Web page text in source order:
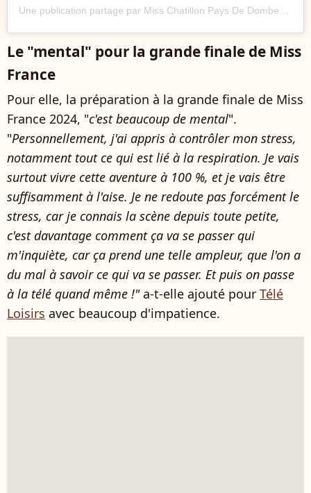
Le "mental" pour la grande finale de Miss
France
Pour elle, la préparation à la grande finale de Miss
France 2024, "c'est beaucoup de mental".
"Personnellement, j'ai appris à contrôler mon stress,
notamment tout ce qui est lié à la respiration. Je vais
surtout vivre cette aventure à 100 %, et je vais être
suffisamment à l'aise. Je ne redoute pas forcément le
stress, car je connais la scène depuis toute petite,
c'est davantage comment ça va se passer qui
m'inquiète, car ça prend une telle ampleur, que l'on a
du mal à savoir ce qui va se passer. Et puis on passe
à la télé quand même !"a-t-elle ajouté pour Télé
Loisirs avec beaucoup d'impatience.